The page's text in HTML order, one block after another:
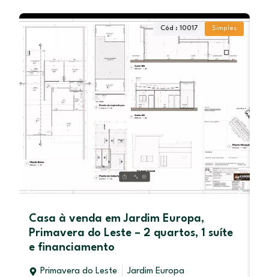
Cód : 10017 Simples
Casa à venda em Jardim Europa,
Primavera do Leste – 2 quartos, 1 suíte
e financiamento
Primavera do Leste Jardim Europa